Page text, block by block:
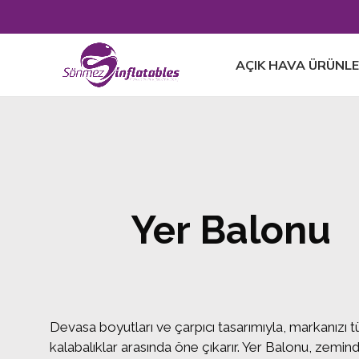
AÇIK HAVA
Yer Balonu
Devasa boyutları ve çarpıcı tasarımıyla, markanızı
kalabalıklar arasında öne çıkarır. Yer Balonu,